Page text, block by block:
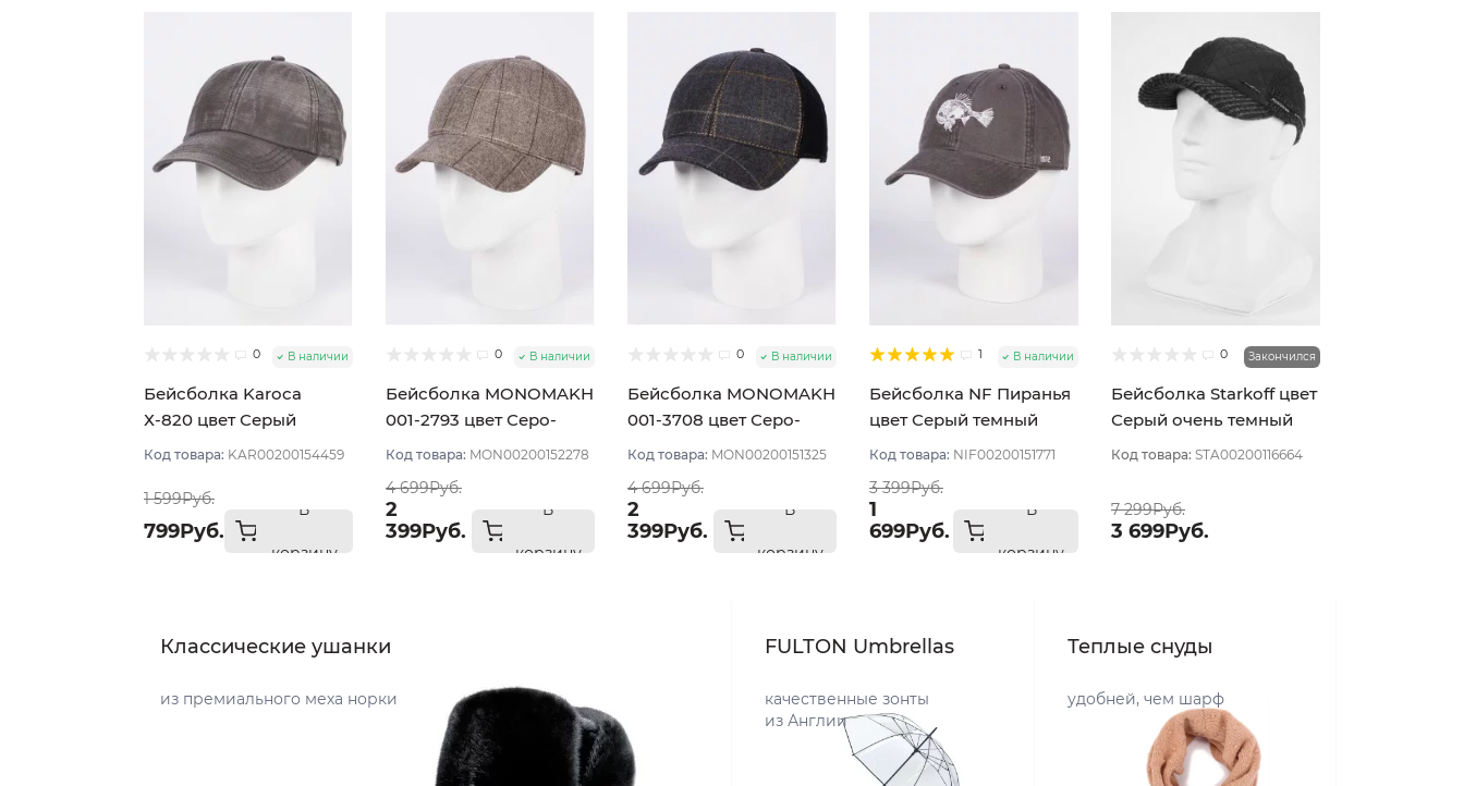
0 В наличии
Бейсболка Karoca
Х-820 цвет Серый
размер 57-59
Код товара: KAR00200154459
1 599Руб.
799Руб.
В
корзину
0 В наличии
Бейсболка MONOMAKH
001-2793 цвет Серо-
бежевый размер 56
Код товара: MON00200152278
4 699Руб.
2
399Руб.
В
корзину
0 В наличии
Бейсболка MONOMAKH
001-3708 цвет Серо-
синий размер 57
Код товара: MON00200151325
4 699Руб.
2
399Руб.
В
корзину
1 В наличии
Бейсболка NF Пиранья
цвет Серый темный
размер 57-59
Код товара: NIF00200151771
3 399Руб.
1
699Руб.
В
корзину
0 Закончился
Бейсболка Starkoff цвет
Серый очень темный
размер 61
Код товара: STA00200116664
7 299Руб.
3 699Руб.
Классические ушанки
из премиального меха норки
FULTON Umbrellas
качественные зонты
из Англии
Теплые снуды
удобней, чем шарф